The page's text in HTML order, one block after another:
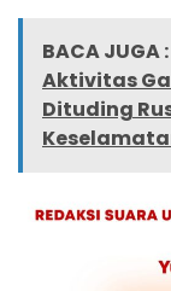
BACA JUGA :
Aktivitas
Dituding